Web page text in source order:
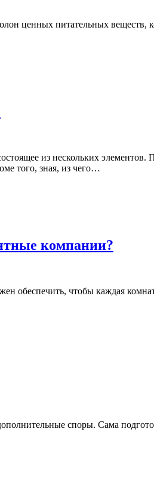
ценных питательных
из нескольких
того, зная, из чего…
компании?
обеспечить, чтобы каждая
споры. Сама